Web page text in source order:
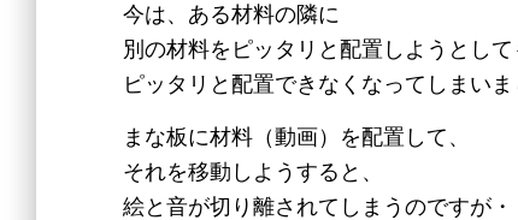
今は、ある材料の隣に
別の材料をピッタリと配置しようとして
ピッタリと配置できなくなってしまいま
まな板に材料（動画）を配置して、
それを移動しようすると、
絵と音が切り離されてしまうのですが・